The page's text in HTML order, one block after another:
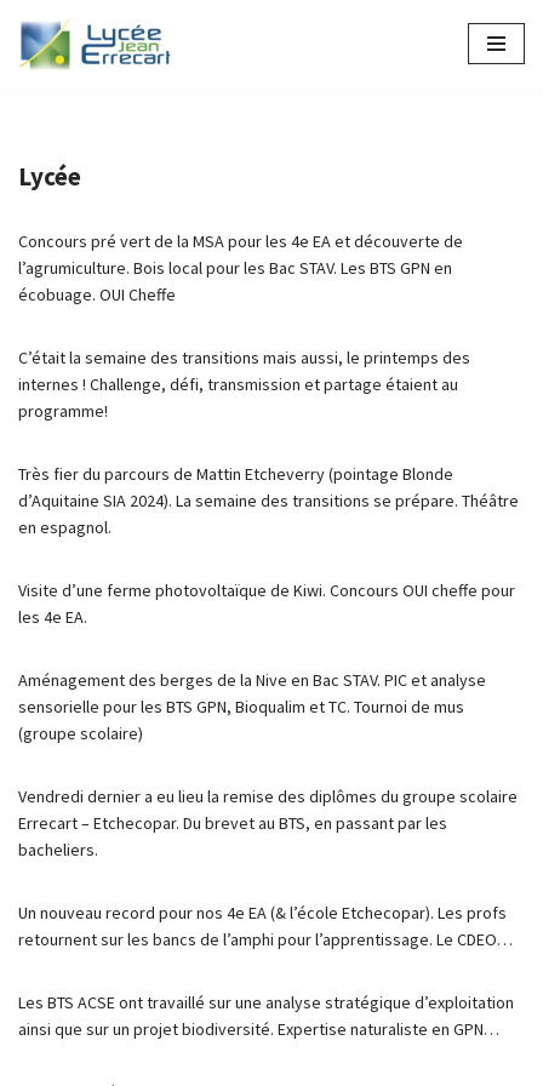
Aller
Lycée
Concours pré vert de la MSA pour les 4e EA et découverte de
l’agrumiculture. Bois local pour les Bac STAV. Les BTS GPN en
écobuage. OUI Cheffe
C’était la semaine des transitions mais aussi, le printemps des
internes ! Challenge, défi, transmission et partage étaient au
programme!
Très fier du parcours de Mattin Etcheverry (pointage Blonde
d’Aquitaine SIA 2024). La semaine des transitions se prépare. Théâtre
en espagnol.
Visite d’une ferme photovoltaïque de Kiwi. Concours OUI cheffe pour
les 4e EA.
Aménagement des berges de la Nive en Bac STAV. PIC et analyse
sensorielle pour les BTS GPN, Bioqualim et TC. Tournoi de mus
(groupe scolaire)
Vendredi dernier a eu lieu la remise des diplômes du groupe scolaire
Errecart – Etchecopar. Du brevet au BTS, en passant par les
bacheliers.
Un nouveau record pour nos 4e EA (& l’école Etchecopar). Les profs
retournent sur les bancs de l’amphi pour l’apprentissage. Le CDEO…
Les BTS ACSE ont travaillé sur une analyse stratégique d’exploitation
ainsi que sur un projet biodiversité. Expertise naturaliste en GPN…